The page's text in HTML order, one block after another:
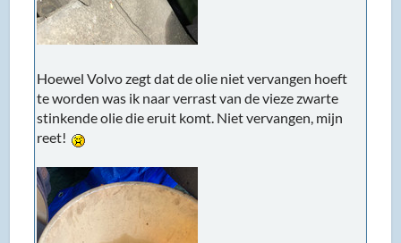
Hoewel Volvo zegt dat de olie niet vervangen hoeft
te worden was ik naar verrast van de vieze zwarte
stinkende olie die eruit komt. Niet vervangen, mijn
reet!